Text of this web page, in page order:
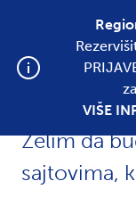
VIŠE
Želim da
sajtovima,